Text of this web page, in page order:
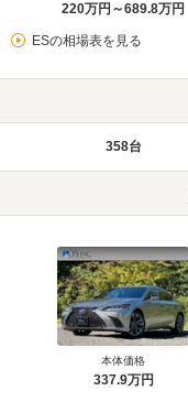
220万円～689.8万円
ESの相場表を見る
358台
本体価格
337.9万円